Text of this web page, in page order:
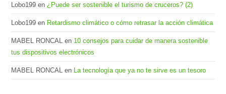
Lobo199 en ¿Puede ser sostenible el turismo de cruceros? (2)
Lobo199 en Retardismo climático o cómo retrasar la acción climática
MABEL RONCAL en 10 consejos para cuidar de manera sostenible
tus dispositivos electrónicos
MABEL RONCAL en La tecnología que ya no te sirve es un tesoro